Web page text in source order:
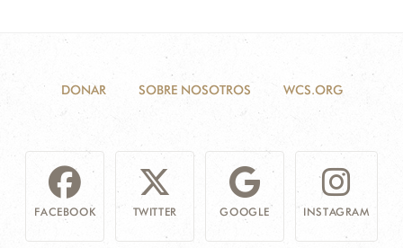
DONAR SOBRE NOSOTROS WCS.ORG
FACEBOOK TWITTER GOOGLE INSTAGRAM